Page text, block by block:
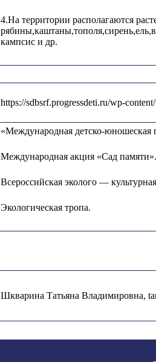
4.На территории располагаются
кампсис и др.
https://sdbsrf.progressdeti.ru/wp-
«Международная детско-юношеская
Международная акция «Сад памяти».
Всероссийская эколого —
Экологическая тропа.
Шкварина Татьяна Владимировна,